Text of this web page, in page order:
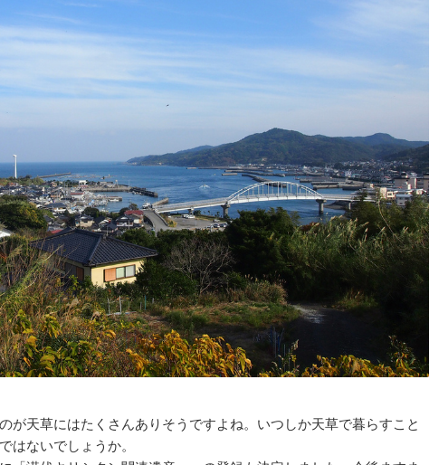
が天草にはたくさんありそうですよね。いつしか天草で暮らすこと
はないでしょうか。